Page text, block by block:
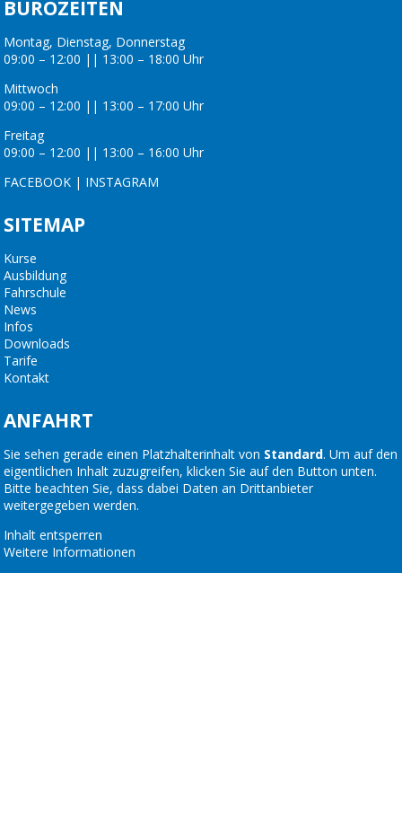
BÜROZEITEN
Montag, Dienstag, Donnerstag
09:00 – 12:00 || 13:00 – 18:00 Uhr
Mittwoch
09:00 – 12:00 || 13:00 – 17:00 Uhr
Freitag
09:00 – 12:00 || 13:00 – 16:00 Uhr
FACEBOOK | INSTAGRAM
SITEMAP
Kurse
Ausbildung
Fahrschule
News
Infos
Downloads
Tarife
Kontakt
ANFAHRT
Sie sehen gerade einen Platzhalterinhalt von Standard. Um auf den
eigentlichen Inhalt zuzugreifen, klicken Sie auf den Button unten.
Bitte beachten Sie, dass dabei Daten an Drittanbieter
weitergegeben werden.
Inhalt entsperren
Weitere Informationen